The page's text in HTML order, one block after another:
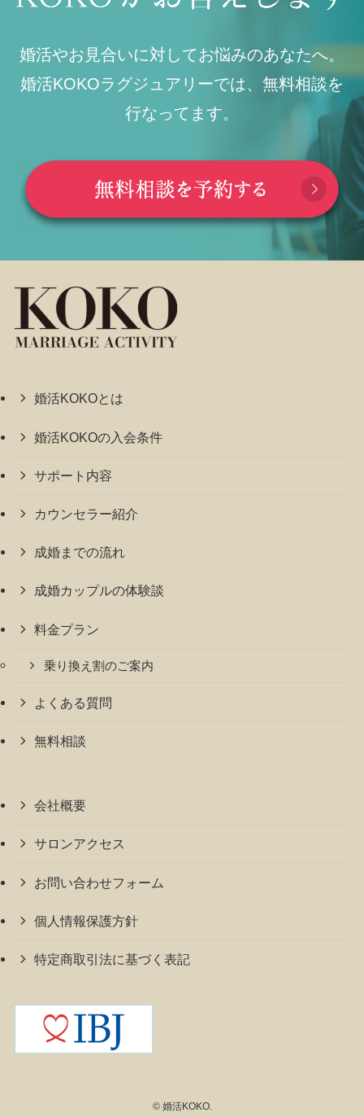
婚活やお見合いに対してお悩みのあなたへ。
婚活KOKOラグジュアリーでは、無料相談を
行なってます。
婚活KOKOとは
婚活KOKOの入会条件
サポート内容
カウンセラー紹介
成婚までの流れ
成婚カップルの体験談
料金プラン
乗り換え割のご案内
よくある質問
無料相談
会社概要
サロンアクセス
お問い合わせフォーム
個人情報保護方針
特定商取引法に基づく表記
©婚活KOKO.